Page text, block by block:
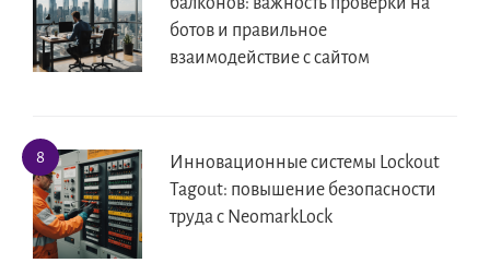
ботов и правильное
взаимодействие с сайтом
Инновационные системы Lockout
Tagout: повышение безопасности
труда с NeomarkLock